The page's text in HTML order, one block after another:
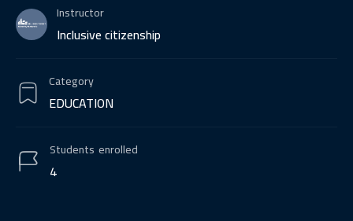
Instructor
Inclusive citizenship
Category
EDUCATION
4
Students enrolled